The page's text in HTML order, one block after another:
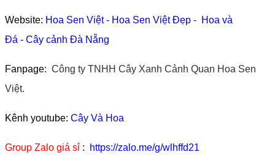
Website: Hoa Sen Việt- Hoa Sen Việt Đẹp - Hoa và
Đá - Cây cảnh Đà Nẵng
Fanpage: Công ty TNHH Cây Xanh Cảnh Quan Hoa Sen
Việt.
Kênh youtube: Cây Và Hoa
Group Zalo giá sỉ : https://zalo.me/g/wlhffd21